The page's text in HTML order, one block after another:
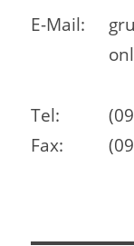
E-Mail:
Tel:
Fax: